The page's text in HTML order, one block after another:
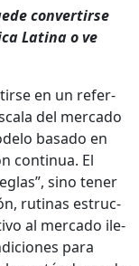
con­ver­tirse
Lati­na o ve
en un ref­er­
del mer­ca­do
basa­do en
con­tin­ua. El
sino ten­er
ruti­nas estruc­
al mer­ca­do ile­
para